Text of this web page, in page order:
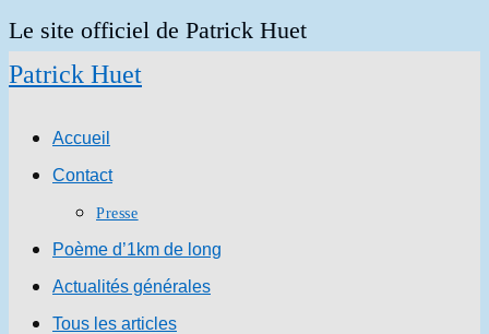
Skip
to
Le site officiel de Patrick Huet
Patrick Huet
Accueil
Contact
Presse
Poème d’1km de long
Actualités générales
Tous les articles